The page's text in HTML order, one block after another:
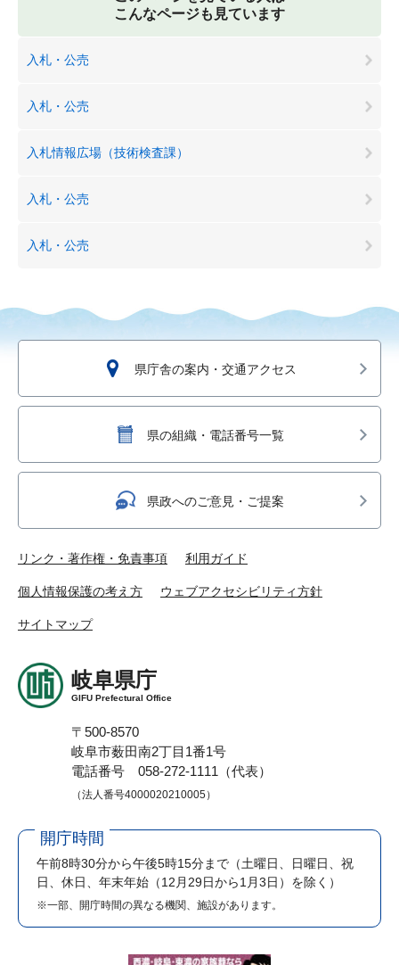
こんなページも見ています
入札・公売
入札・公売
入札情報広場（技術検査課）
入札・公売
入札・公売
県庁舎の案内・交通アクセス
県の組織・電話番号一覧
県政へのご意見・ご提案
リンク・著作権・免責事項 利用ガイド
個人情報保護の考え方 ウェブアクセシビリティ方針
サイトマップ
岐阜県庁
GIFU Prefectural Office
〒500-8570
岐阜市薮田南2丁目1番1号
電話番号 058-272-1111（代表）
（法人番号4000020210005）
開庁時間
午前8時30分から午後5時15分まで （土曜日、日曜日、祝
日、休日、年末年始（12月29日から1月3日）を除く）
※一部、開庁時間の異なる機関、施設があります。